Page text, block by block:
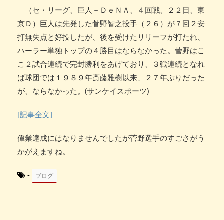
（セ・リーグ、巨人－ＤｅＮＡ、４回戦、２２日、東
京Ｄ）巨人は先発した菅野智之投手（２６）が７回２安
打無失点と好投したが、後を受けたリリーフが打たれ、
ハーラー単独トップの４勝目はならなかった。菅野はこ
こ２試合連続で完封勝利をあげており、３戦連続となれ
ば球団では１９８９年斎藤雅樹以来、２７年ぶりだった
が、ならなかった。(サンケイスポーツ)
[記事全文]
偉業達成にはなりませんでしたが菅野選手のすごさがう
かがえますね。
- ブログ